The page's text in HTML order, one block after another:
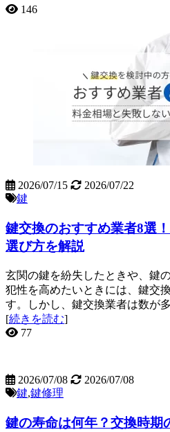
146
2026/07/15
2026/07/22
鍵
鍵交換のおすすめ業者8選
選び方を解説
玄関の鍵を紛失したときや、鍵
犯性を高めたいときには、鍵交
す。しかし、鍵交換業者は数が
[続きを読む]
77
2026/07/08
2026/07/08
鍵,鍵修理
鍵の寿命は何年？交換時期